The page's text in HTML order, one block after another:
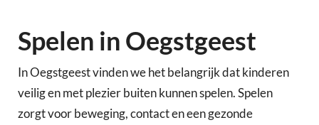
Spelen in Oegstgeest
In Oegstgeest vinden we het belangrijk dat kinderen
veilig en met plezier buiten kunnen spelen. Spelen
zorgt voor beweging, contact en een gezonde